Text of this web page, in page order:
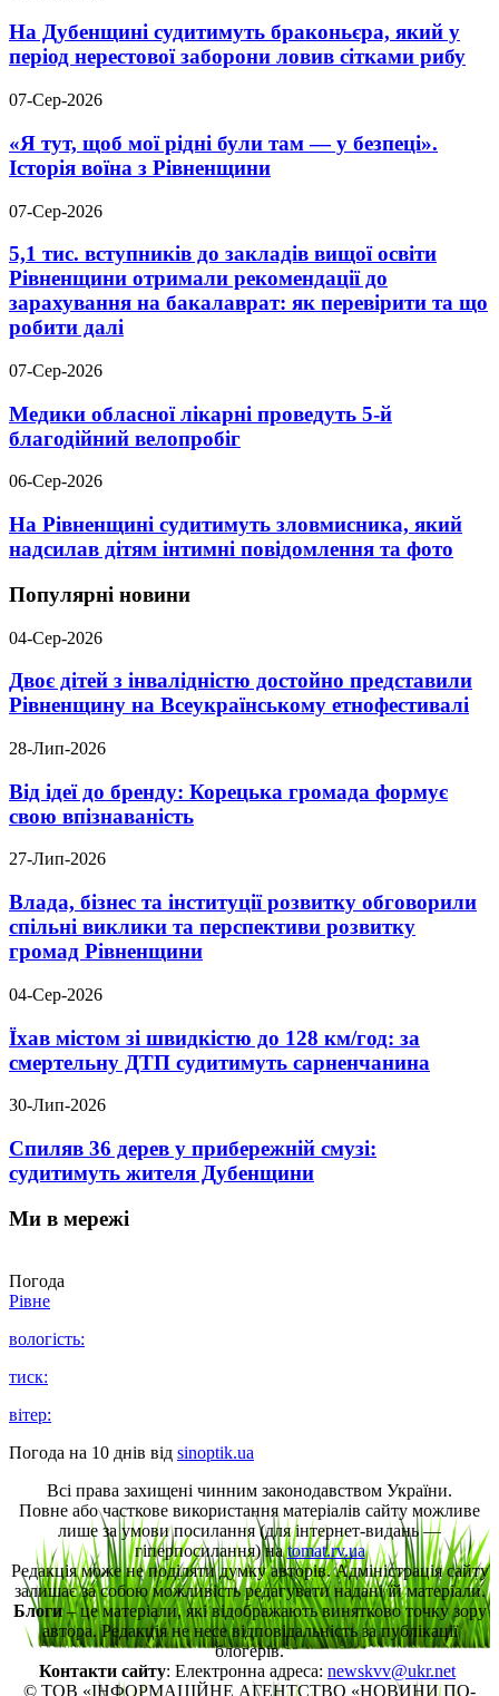
На Дубенщині судитимуть браконьєра, який у
період нерестової заборони ловив сітками рибу
07-Сер-2026
«Я тут, щоб мої рідні були там — у безпеці».
Історія воїна з Рівненщини
07-Сер-2026
5,1 тис. вступників до закладів вищої освіти
Рівненщини отримали рекомендації до
зарахування на бакалаврат: як перевірити та що
робити далі
07-Сер-2026
Медики обласної лікарні проведуть 5-й
благодійний велопробіг
06-Сер-2026
На Рівненщині судитимуть зловмисника, який
надсилав дітям інтимні повідомлення та фото
Популярні новини
04-Сер-2026
Двоє дітей з інвалідністю достойно представили
Рівненщину на Всеукраїнському етнофестивалі
28-Лип-2026
Від ідеї до бренду: Корецька громада формує
свою впізнаваність
27-Лип-2026
Влада, бізнес та інституції розвитку обговорили
спільні виклики та перспективи розвитку
громад Рівненщини
04-Сер-2026
Їхав містом зі швидкістю до 128 км/год: за
смертельну ДТП судитимуть сарненчанина
30-Лип-2026
Спиляв 36 дерев у прибережній смузі:
судитимуть жителя Дубенщини
Ми в мережі
Погода
Рівне
вологість:
тиск:
вітер:
Погода на 10 днів від sinoptik.ua
Всі права захищені чинним законодавством України.
Повне або часткове використання матеріалів сайту можливе
лише за умови посилання (для інтернет-видань —
гіперпосилання) наtomat.rv.ua
Редакція може не поділяти думку авторів. Адміністрація сайту
залишає за собою можливість редагувати надані їй матеріали.
Блоги– це матеріали, які відображають винятково точку зору
автора. Редакція не несе відповідальність за публікації
блогерів.
Контакти сайту: Електронна адреса: newskvv@ukr.net
© ТОВ «ІНФОРМАЦІЙНЕ АГЕНТСТВО «НОВИНИ ПО-